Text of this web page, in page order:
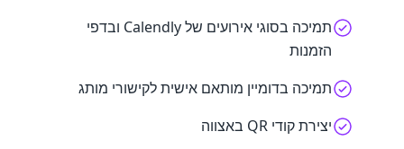
תמיכה בסוגי אירועים של Calendly ובדפי
הזמנות
תמיכה בדומיין מותאם אישית לקישורי מותג
יצירת קודי QR באצווה